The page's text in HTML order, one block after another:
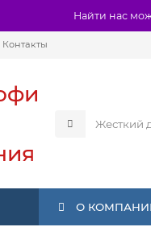
Найти нас
Контакты
О